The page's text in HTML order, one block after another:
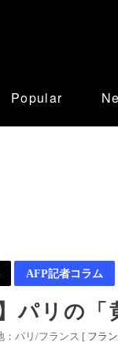
Popular
AFP記者コラム
パリの
：パリ/フランス [ フラ